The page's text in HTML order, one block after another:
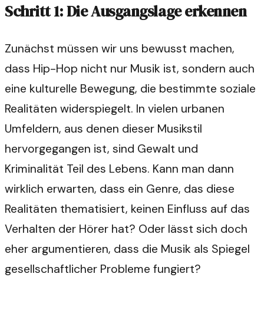
Schritt 1: Die Ausgangslage erkennen
Zunächst müssen wir uns bewusst machen,
dass Hip-Hop nicht nur Musik ist, sondern auch
eine kulturelle Bewegung, die bestimmte soziale
Realitäten widerspiegelt. In vielen urbanen
Umfeldern, aus denen dieser Musikstil
hervorgegangen ist, sind Gewalt und
Kriminalität Teil des Lebens. Kann man dann
wirklich erwarten, dass ein Genre, das diese
Realitäten thematisiert, keinen Einfluss auf das
Verhalten der Hörer hat? Oder lässt sich doch
eher argumentieren, dass die Musik als Spiegel
gesellschaftlicher Probleme fungiert?